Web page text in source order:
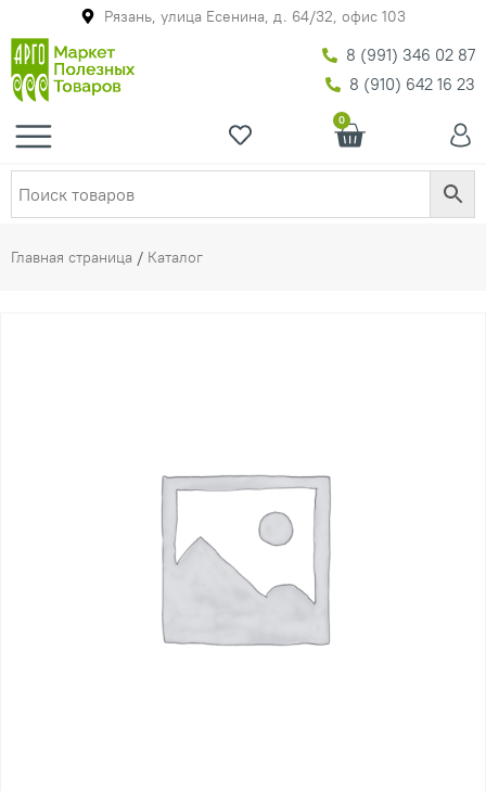
Рязань, улица Есенина, д. 64/32, офис 103
8 (991) 346 02 87
8 (910) 642 16 23
0
Главная страница / Каталог